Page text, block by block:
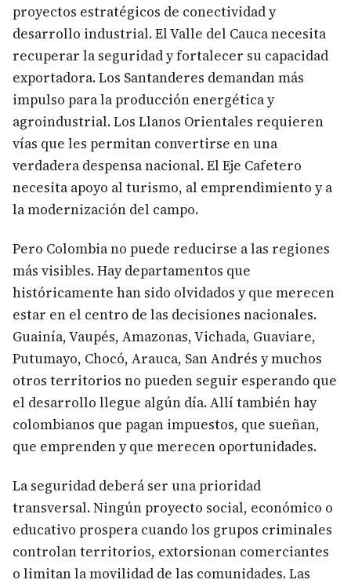
proyectos estratégicos de conectividad y
desarrollo industrial. El Valle del Cauca necesita
recuperar la seguridad y fortalecer su capacidad
exportadora. Los Santanderes demandan más
impulso para la producción energética y
agroindustrial. Los Llanos Orientales requieren
vías que les permitan convertirse en una
verdadera despensa nacional. El Eje Cafetero
necesita apoyo al turismo, al emprendimiento y a
la modernización del campo.
Pero Colombia no puede reducirse a las regiones
más visibles. Hay departamentos que
históricamente han sido olvidados y que merecen
estar en el centro de las decisiones nacionales.
Guainía, Vaupés, Amazonas, Vichada, Guaviare,
Putumayo, Chocó, Arauca, San Andrés y muchos
otros territorios no pueden seguir esperando que
el desarrollo llegue algún día. Allí también hay
colombianos que pagan impuestos, que sueñan,
que emprenden y que merecen oportunidades.
La seguridad deberá ser una prioridad
transversal. Ningún proyecto social, económico o
educativo prospera cuando los grupos criminales
controlan territorios, extorsionan comerciantes
o limitan la movilidad de las comunidades. Las